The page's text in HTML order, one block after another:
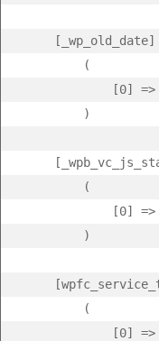
[_wp_old_date]
        (
[0]
        )
        (
[0] =>
        )
        (
[0] =>